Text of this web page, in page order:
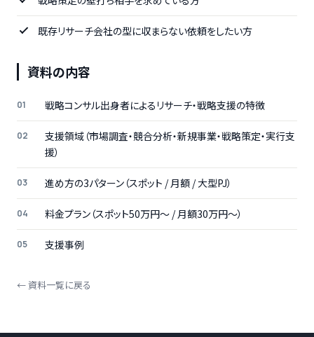
既存リサーチ会社の型に収まらない依頼をしたい方
資料の内容
戦略コンサル出身者によるリサーチ・戦略支援の特徴
支援領域（市場調査・競合分析・新規事業・戦略策定・実行支
援）
進め方の3パターン（スポット / 月額 / 大型PJ）
料金プラン（スポット50万円〜 / 月額30万円〜）
支援事例
← 資料一覧に戻る